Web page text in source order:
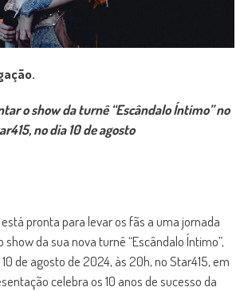
o show da turnê “Escândalo Íntimo” no
no dia 10 de agosto
pronta para levar os fãs a uma jornada
da sua nova turnê “Escândalo Íntimo”,
de agosto de 2024, às 20h, no Star415, em
celebra os 10 anos de sucesso da